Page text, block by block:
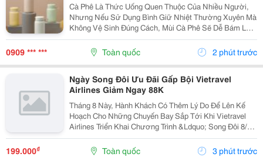
Cà Phê Là Thức Uống Quen Thuộc Của Nhiều Người,
Nhưng Nếu Sử Dụng Bình Giữ Nhiệt Thường Xuyên Mà
Không Vệ Sinh Đúng Cách, Mùi Cà Phê Sẽ Dễ Bám Lại
Bên Trong Bình. Điều Này Không Chỉ Ảnh Hưởng Đến
Hương Vị Của Những Loại Đồ Uống Khác Mà Còn Tạo
0909 *** *** Toàn quốc 2 phút trước
Ngày Song Đôi Ưu Đãi Gấp Bội Vietravel
Airlines Giảm Ngay 88K
Tháng 8 Này, Hành Khách Có Thêm Lý Do Để Lên Kế
Hoạch Cho Những Chuyến Bay Sắp Tới Khi Vietravel
Airlines Triển Khai Chương Trình &Ldquo; Song Đôi 8/8
&Ndash; Bay Vui, Ưu Đãi Gấp Bội &Rdquo;. Với Mã Ưu
Đãi Vusongdoi08, Hành Khách Được Giảm Ngay...
199.000₫ Toàn quốc 3 phút trước